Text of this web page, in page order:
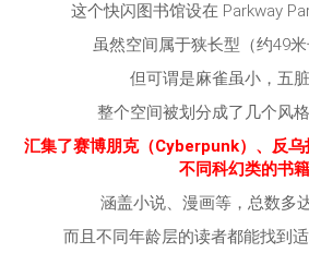
这个快闪图书馆设在 Parkway
虽然空间属于狭长型（约49米
但可谓是麻雀虽小，五脏
整个空间被划分成了几个风
汇集了赛博朋克（Cyberpunk）、反
不同科幻类的书籍
涵盖小说、漫画等，总数多
而且不同年龄层的读者都能找到